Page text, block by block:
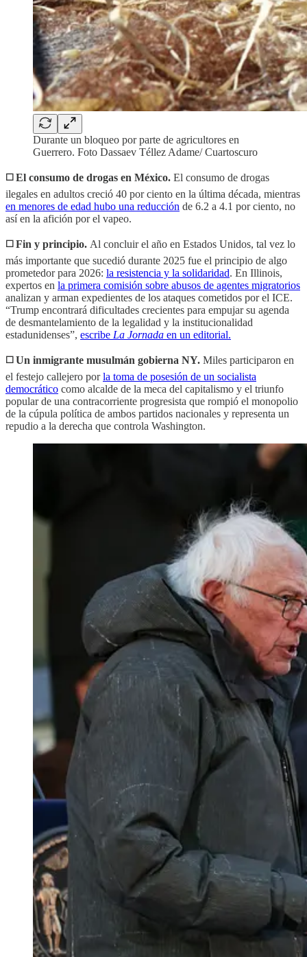
Durante un bloqueo por parte de agricultores en
Guerrero. Foto Dassaev Téllez Adame/ Cuartoscuro
◻️ El consumo de drogas en México. El consumo de drogas
ilegales en adultos creció 40 por ciento en la última década, mientras
en menores de edad hubo una reducción de 6.2 a 4.1 por ciento, no
así en la afición por el vapeo.
◻️ Fin y principio. Al concluir el año en Estados Unidos, tal vez lo
más importante que sucedió durante 2025 fue el principio de algo
prometedor para 2026: la resistencia y la solidaridad. En Illinois,
expertos en la primera comisión sobre abusos de agentes migratorios
analizan y arman expedientes de los ataques cometidos por el ICE.
“Trump encontrará dificultades crecientes para empujar su agenda
de desmantelamiento de la legalidad y la institucionalidad
estadunidenses”, escribe La Jornada en un editorial.
◻️ Un inmigrante musulmán gobierna NY. Miles participaron en
el festejo callejero porla toma de posesión de un socialista
democrático como alcalde de la meca del capitalismo y el triunfo
popular de una contracorriente progresista que rompió el monopolio
de la cúpula política de ambos partidos nacionales y representa un
repudio a la derecha que controla Washington.